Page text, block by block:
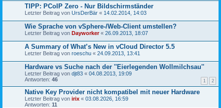
TIPP: PCoIP Zero - Nur Bildschirmständer
Letzter Beitrag von UrsDerBär « 14.02.2014, 14:03
Wie Sprache von vSphere-/Web-Client umstellen?
Letzter Beitrag von Dayworker« 26.09.2013, 18:07
A Summary of What’s New in vCloud Director 5.5
Letzter Beitrag von roeschu « 24.09.2013, 13:41
Hardware vs Suche nach der ''Eierlegenden Wollmilchsau''
Letzter Beitrag von djt83 « 04.08.2013, 19:09
Antworten: 46 1 2
Native Key Provider nicht kompatibel mit neuer Hardware
Letzter Beitrag von irix « 03.08.2026, 16:59
Antworten: 11